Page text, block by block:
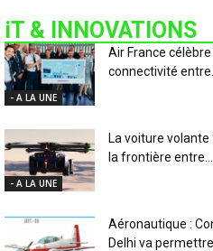
iT & INNOVATIONS
- A LA UNE
Air France
connectivité entre...
- A LA UNE
La voiture
la frontière entre...
Aéronautique :
Delhi va permettre